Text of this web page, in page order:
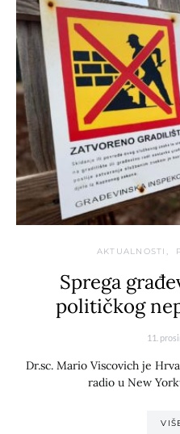
AKTUALNOSTI
Sprega
političkog
11.
Dr.sc. Mario Viscovich je
radio u New